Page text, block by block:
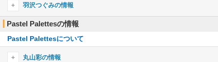
アニバーサリー
切ないSandglass
What’s the POPIPA!?
Reach Out To The Truth
ロストワンの号哭
瞬間センチメンタル
ハッピーシンセサイザ
SAKURAスキップ
みくみくにしてあげる♪【してやんよ】
気まぐれロマンティック
Original Call
overtuRe
Sing Alive
Singing “OURS”
恋は混沌の隷也
Dragon Night
fantastic dreamer
太陽曰く燃えよカオス
宇田川巴のキャラ一覧
羽沢つぐみの情報
羽沢つぐみのプロフィール
羽沢つぐみのキャラ一覧
Pastel Palettesの情報
Pastel Palettesについて
丸山彩の情報